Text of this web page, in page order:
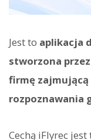
Jest to aplikacja
stworzona
firmę
rozpoznawania
Cechą iFlyrec jest